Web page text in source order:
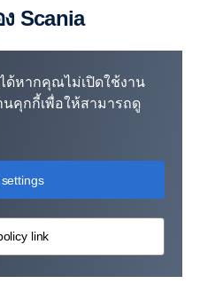
Scania
ด้หากคุณไม่เปิดใช้งาน
นคุกกี้เพื่อให้สามารถดู
link